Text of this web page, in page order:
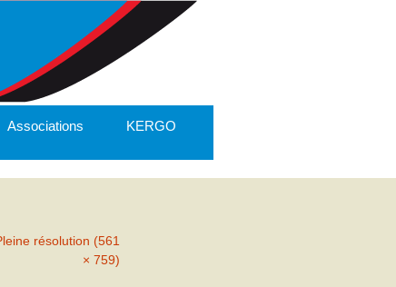
Associations KERGO
résolution (561
× 759)